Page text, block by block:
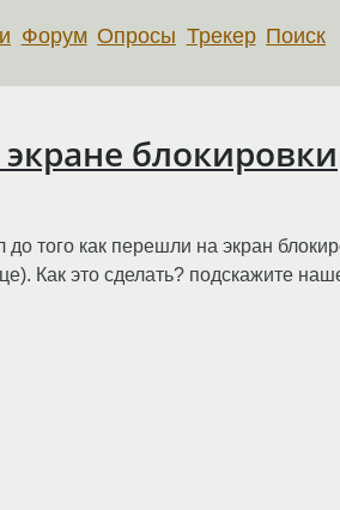
Форум Опросы Трекер Поиск
блокировки
того как перешли на экран
Как это сделать? подскажите